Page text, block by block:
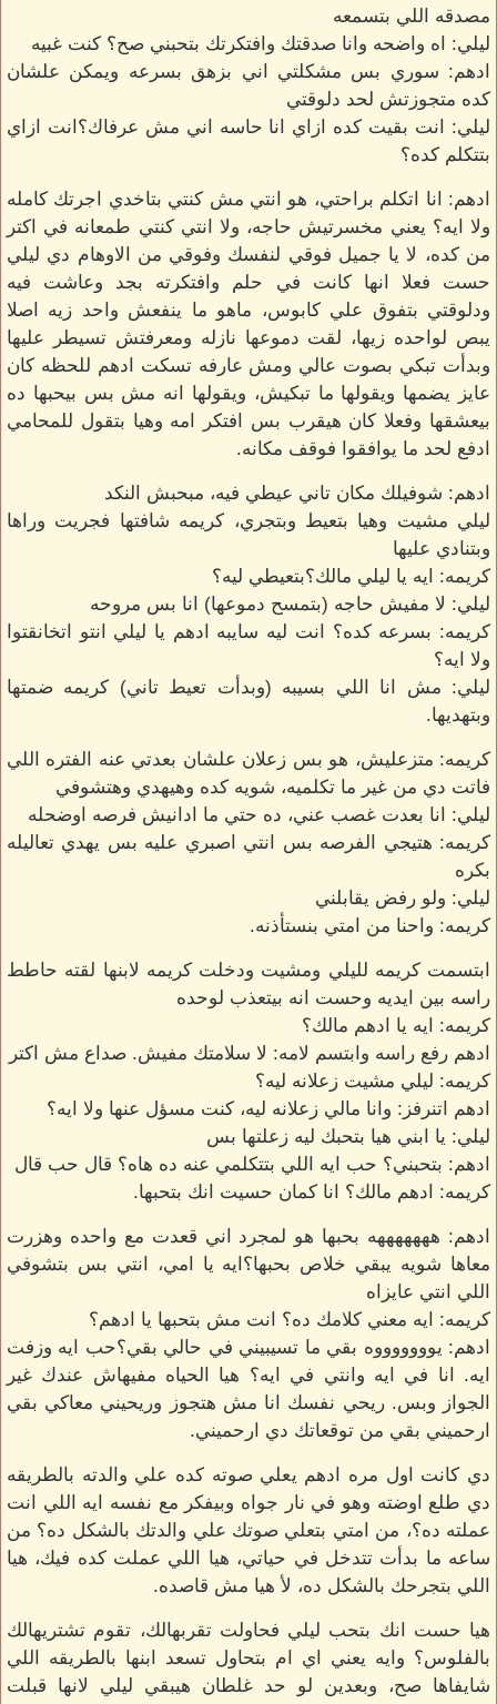
مصدقه اللي بتسمعه
ليلي: اه واضحه وانا صدقتك وافتكرتك بتحبني صح؟ كنت غبيه
ادهم: سوري بس مشكلتي اني بزهق بسرعه ويمكن علشان
كده متجوزتش لحد دلوقتي
ليلي: انت بقيت كده ازاي انا حاسه اني مش عرفاك؟انت ازاي
بتتكلم كده؟
ادهم: انا اتكلم براحتي، هو انتي مش كنتي بتاخدي اجرتك كامله
ولا ايه؟ يعني مخسرتيش حاجه، ولا انتي كنتي طمعانه في اكتر
من كده، لا يا جميل فوقي لنفسك وفوقي من الاوهام دي ليلي
حست فعلا انها كانت في حلم وافتكرته بجد وعاشت فيه
ودلوقتي بتفوق علي كابوس، ماهو ما ينفعش واحد زيه اصلا
يبص لواحده زيها، لقت دموعها نازله ومعرفتش تسيطر عليها
وبدأت تبكي بصوت عالي ومش عارفه تسكت ادهم للحظه كان
عايز يضمها ويقولها ما تبكيش، ويقولها انه مش بس بيحبها ده
بيعشقها وفعلا كان هيقرب بس افتكر امه وهيا بتقول للمحامي
ادفع لحد ما يوافقوا فوقف مكانه.
ادهم: شوفيلك مكان تاني عيطي فيه، مبحبش النكد
ليلي مشيت وهيا بتعيط وبتجري، كريمه شافتها فجريت وراها
وبتنادي عليها
كريمه: ايه يا ليلي مالك؟بتعيطي ليه؟
ليلي: لا مفيش حاجه (بتمسح دموعها) انا بس مروحه
كريمه: بسرعه كده؟ انت ليه سايبه ادهم يا ليلي انتو اتخانقتوا
ولا ايه؟
ليلي: مش انا اللي بسيبه (وبدأت تعيط تاني) كريمه ضمتها
وبتهديها.
كريمه: متزعليش، هو بس زعلان علشان بعدتي عنه الفتره اللي
فاتت دي من غير ما تكلميه، شويه كده وهيهدي وهتشوفي
ليلي: انا بعدت غصب عني، ده حتي ما ادانيش فرصه اوضحله
كريمه: هتيجي الفرصه بس انتي اصبري عليه بس يهدي تعاليله
بكره
ليلي: ولو رفض يقابلني
كريمه: واحنا من امتي بنستأذنه.
ابتسمت كريمه لليلي ومشيت ودخلت كريمه لابنها لقته حاطط
راسه بين ايديه وحست انه بيتعذب لوحده
كريمه: ايه يا ادهم مالك؟
ادهم رفع راسه وابتسم لامه: لا سلامتك مفيش. صداع مش اكتر
كريمه: ليلي مشيت زعلانه ليه؟
ادهم اتنرفز: وانا مالي زعلانه ليه، كنت مسؤل عنها ولا ايه؟
ليلي: يا ابني هيا بتحبك ليه زعلتها بس
ادهم: بتحبني؟ حب ايه اللي بتتكلمي عنه ده هاه؟ قال حب قال
كريمه: ادهم مالك؟ انا كمان حسيت انك بتحبها.
ادهم: هههههههه بحبها هو لمجرد اني قعدت مع واحده وهزرت
معاها شويه يبقي خلاص بحبها؟ايه يا امي، انتي بس بتشوفي
اللي انتي عايزاه
كريمه: ايه معني كلامك ده؟ انت مش بتحبها يا ادهم؟
ادهم: يوووووووه بقي ما تسيبيني في حالي بقي؟حب ايه وزفت
ايه. انا في ايه وانتي في ايه؟ هيا الحياه مفيهاش عندك غير
الجواز وبس. ريحي نفسك انا مش هتجوز وريحيني معاكي بقي
ارحميني بقي من توقعاتك دي ارحميني.
دي كانت اول مره ادهم يعلي صوته كده علي والدته بالطريقه
دي طلع اوضته وهو في نار جواه وبيفكر مع نفسه ايه اللي انت
عملته ده؟، من امتي بتعلي صوتك علي والدتك بالشكل ده؟ من
ساعه ما بدأت تتدخل في حياتي، هيا اللي عملت كده فيك، هيا
اللي بتجرحك بالشكل ده، لأ هيا مش قاصده.
هيا حست انك بتحب ليلي فحاولت تقربهالك، تقوم تشتريهالك
بالفلوس؟ وايه يعني اي ام بتحاول تسعد ابنها بالطريقه اللي
شايفاها صح، وبعدين لو حد غلطان هيبقي ليلي لانها قبلت